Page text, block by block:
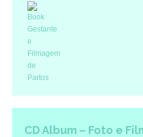
CD Album – Foto e